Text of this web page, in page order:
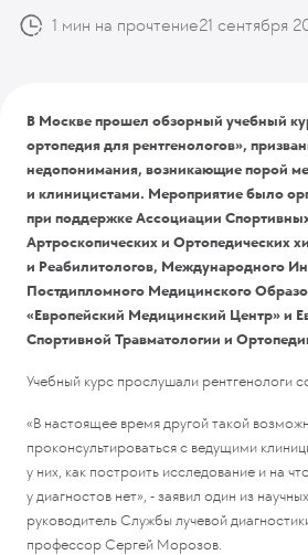
1 мин на прочтение21 сентября
В Москве прошел обзорный учебный
ортопедия для рентгенологов»,
недопонимания, возникающие порой
и клиницистами. Мероприятие было
при поддержке Ассоциации
Артроскопических и Ортопедических
и Реабилитологов, Международного
Постдипломного Медицинского
«Европейский Медицинский Центр» и
Спортивной Травматологии и
Учебный курс прослушали рентгенологи
«В настоящее время другой такой
проконсультироваться с ведущими
у них, как построить исследование и на
у диагностов нет», - заявил один из
руководитель Службы лучевой
профессор Сергей Морозов.